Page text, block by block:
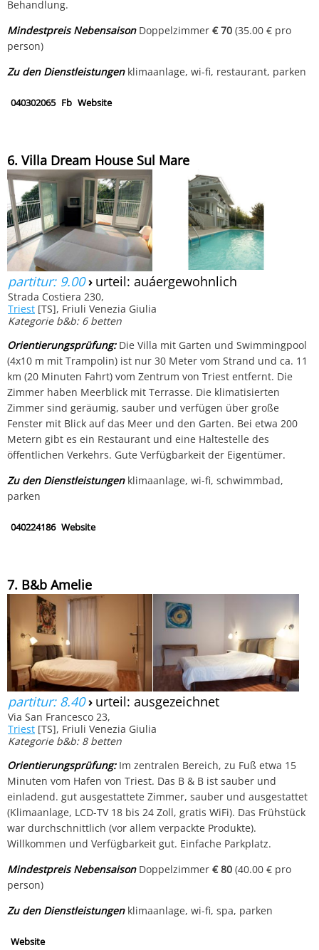
Behandlung.
Mindestpreis NebensaisonDoppelzimmer€ 70 (35.00 € pro
person)
Zu den Dienstleistungenklimaanlage, wi-fi, restaurant, parken
040302065 Fb Website
6. Villa Dream House Sul Mare
partitur: 9.00› urteil: auáergewohnlich
Strada Costiera 230,
Triest [TS], Friuli Venezia Giulia
Kategorie b&b: 6 betten
Orientierungsprüfung:Die Villa mit Garten und Swimmingpool
(4x10 m mit Trampolin) ist nur 30 Meter vom Strand und ca. 11
km (20 Minuten Fahrt) vom Zentrum von Triest entfernt. Die
Zimmer haben Meerblick mit Terrasse. Die klimatisierten
Zimmer sind geräumig, sauber und verfügen über große
Fenster mit Blick auf das Meer und den Garten. Bei etwa 200
Metern gibt es ein Restaurant und eine Haltestelle des
öffentlichen Verkehrs. Gute Verfügbarkeit der Eigentümer.
Zu den Dienstleistungenklimaanlage, wi-fi, schwimmbad,
parken
040224186 Website
7. B&b Amelie
partitur: 8.40› urteil: ausgezeichnet
Via San Francesco 23,
Triest [TS], Friuli Venezia Giulia
Kategorie b&b: 8 betten
Orientierungsprüfung:Im zentralen Bereich, zu Fuß etwa 15
Minuten vom Hafen von Triest. Das B & B ist sauber und
einladend. gut ausgestattete Zimmer, sauber und ausgestattet
(Klimaanlage, LCD-TV 18 bis 24 Zoll, gratis WiFi). Das Frühstück
war durchschnittlich (vor allem verpackte Produkte).
Willkommen und Verfügbarkeit gut. Einfache Parkplatz.
Mindestpreis NebensaisonDoppelzimmer€ 80 (40.00 € pro
person)
Zu den Dienstleistungenklimaanlage, wi-fi, spa, parken
Website